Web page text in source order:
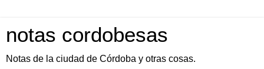
notas cordobesas
Notas de la ciudad de Córdoba y otras cosas.